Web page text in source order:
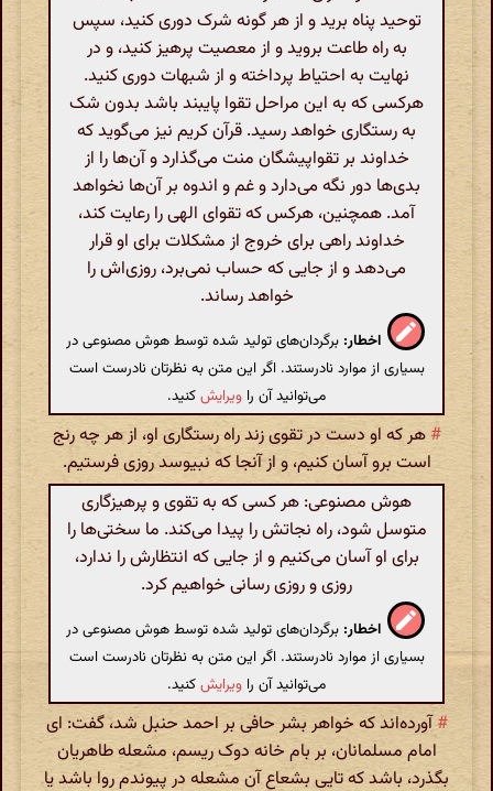
توحید پناه برید و از هر گونه شرک دوری کنید، سپس
به راه طاعت بروید و از معصیت پرهیز کنید، و در
نهایت به احتیاط پرداخته و از شبهات دوری کنید.
هرکسی که به این مراحل تقوا پایبند باشد بدون شک
به رستگاری خواهد رسید. قرآن کریم نیز می‌گوید که
خداوند بر تقواپیشگان منت می‌گذارد و آن‌ها را از
بدی‌ها دور نگه می‌دارد و غم و اندوه بر آن‌ها نخواهد
آمد. همچنین، هرکس که تقوای الهی را رعایت کند،
خداوند راهی برای خروج از مشکلات برای او قرار
می‌دهد و از جایی که حساب نمی‌برد، روزی‌اش را
خواهد رساند.
اخطار: برگردان‌های تولید شده توسط هوش مصنوعی در
بسیاری از موارد نادرستند. اگر این متن به نظرتان نادرست است
می‌توانید آن را ویرایشکنید.
# هر که او دست در تقوی زند راه رستگاری او، از هر چه رنج
است برو آسان کنیم، و از آنجا که نبیوسد روزی فرستیم.
هوش مصنوعی: هر کسی که به تقوی و پرهیزگاری
متوسل شود، راه نجاتش را پیدا می‌کند. ما سختی‌ها را
برای او آسان می‌کنیم و از جایی که انتظارش را ندارد،
روزی و روزی رسانی خواهیم کرد.
اخطار: برگردان‌های تولید شده توسط هوش مصنوعی در
بسیاری از موارد نادرستند. اگر این متن به نظرتان نادرست است
می‌توانید آن را ویرایشکنید.
#آورده‌اند که خواهر بشر حافی بر احمد حنبل شد، گفت: ای
امام مسلمانان، بر بام خانه دوک ریسم، مشعله طاهریان
بگذرد، باشد که تایی بشعاع آن مشعله در پیوندم روا باشد یا